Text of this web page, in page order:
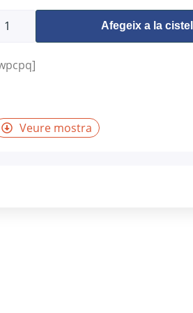
Afegeix a la
Veure mostra